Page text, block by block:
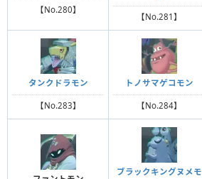
【No.280】
【No.281】
タンクドラモン
【No.283】
トノサマゲコモン
【No.284】
ブラックキングヌメモ